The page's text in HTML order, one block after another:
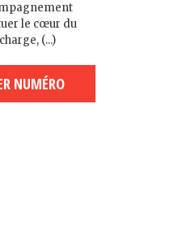
le cœur du
(...)
NUMÉRO